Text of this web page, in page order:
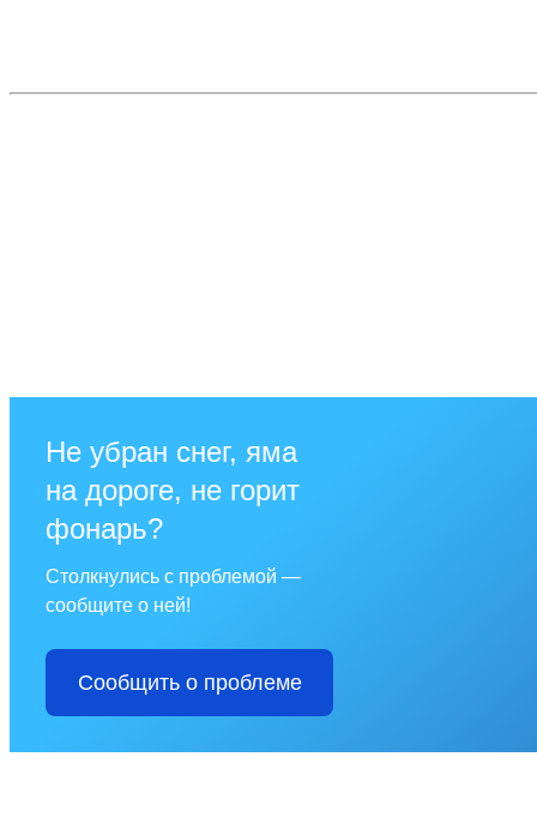
Не убран снег, яма
на дороге, не горит
фонарь?
Столкнулись с проблемой —
сообщите о ней!
Сообщить о проблеме